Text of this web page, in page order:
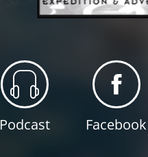
Podcast Facebook